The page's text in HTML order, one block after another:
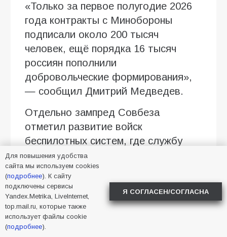
«Только за первое полугодие 2026
года контракты с Минобороны
подписали около 200 тысяч
человек, ещё порядка 16 тысяч
россиян пополнили
добровольческие формирования»,
— сообщил Дмитрий Медведев.
Отдельно зампред Совбеза
отметил развитие войск
беспилотных систем, где службу
начали около 40 тысяч
военнослужащих. По его словам,
существующие темпы набора
позволяют решать поставленные
задачи без проведения
дополнительных мобилизационных
Для повышения удобства
сайта мы используем cookies
(подробнее). К сайту
подключены сервисы
Yandex.Metrika, LiveInternet,
top.mail.ru, которые также
использует файлы cookie
(подробнее).
Я СОГЛАСЕН/СОГЛАСНА